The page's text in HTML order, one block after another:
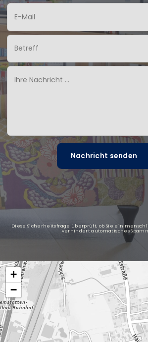
Email
Subject
Ihre
Nachricht
Diese Sicherheitsfrage überprüft, ob Sie ein
verhindert automatisches
+
−